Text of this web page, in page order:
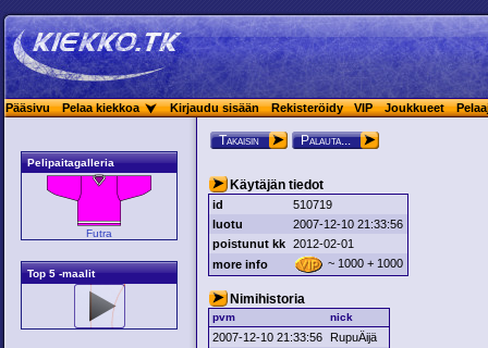
Pääsivu Pelaa kiekkoa Kirjaudu sisään Rekisteröidy VIP Joukkueet
Pelipaitagalleria
Futra
Top 5 -maalit
Takaisin Palauta...
Käytäjän tiedot
id
510719
luotu
2007-12-10 21:33:56
poistunut kk 2012-02-01
more info
~ 1000 + 1000
Nimihistoria
pvm nick
2007-12-10 21:33:56
RupuÄijä